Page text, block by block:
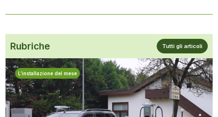
Rubriche Tutti gli articoli
L’installazione del mese